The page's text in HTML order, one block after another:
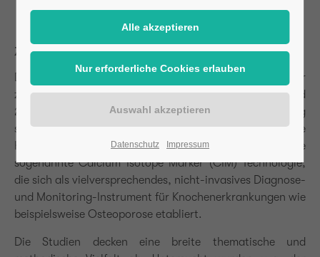
Studienübersicht
Zusammenfassung – Studienübersicht CIM 2009–2025
Das
bietet einen umfassenden Überblick über
zwölf wissenschaftliche Studien, die zwischen 2009 und
2025 veröffentlicht wurden und sich mit der Anwendung
stabiler Calcium-Isotope als Biomarker für die
Knochenmineralbilanz befassen. Im Mittelpunkt steht die
sogenannte Calcium Isotope Marker (CIM) Technologie,
die sich als vielversprechendes, nicht-invasives Diagnose-
und Monitoring-Instrument für Knochenerkrankungen wie
beispielsweise Osteoporose etabliert.
Die Studien decken eine breite thematische und
Datenschutz Impressum